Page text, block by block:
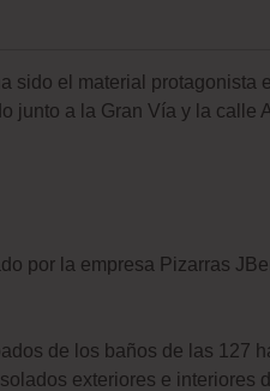
sido el material protagonista
junto a la Gran Vía y la calle
por la empresa Pizarras
de los baños de las 127
exteriores e interiores